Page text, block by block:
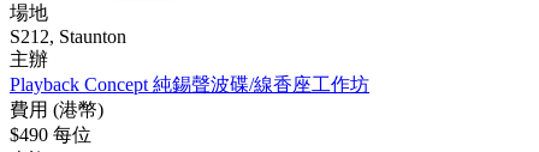
場地
S212, Staunton
主辦
Playback Concept 純錫聲波碟/線香座工作坊
費用 (港幣)
$490 每位